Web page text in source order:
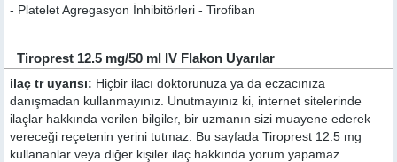
- Platelet Agregasyon İnhibitörleri - Tirofiban
Tiroprest 12.5 mg/50 ml IV Flakon Uyarılar
ilaç tr uyarısı: Hiçbir ilacı doktorunuza ya da eczacınıza
danışmadan kullanmayınız. Unutmayınız ki, internet sitelerinde
ilaçlar hakkında verilen bilgiler, bir uzmanın sizi muayene ederek
vereceği reçetenin yerini tutmaz. Bu sayfada Tiroprest 12.5 mg
kullananlar veya diğer kişiler ilaç hakkında yorum yapamaz.